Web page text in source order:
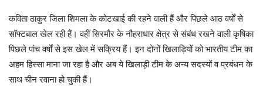
कविता ठाकुर जिला शिमला के कोटखाई की रहने वाली हैं और पिछले आठ वर्षों से
सॉफ्टबाल खेल रही हैं। वहीं सिरमौर के नौहराधार क्षेत्र से संबंध रखने वाली कृषिका
पिछले पांच वर्षों से इस खेल में सक्रिय हैं। इन दोनों खिलाड़ियों को भारतीय टीम का
अहम हिस्सा माना जा रहा है और अब ये खिलाड़ी टीम के अन्य सदस्यों व प्रबंधन के
साथ चीन रवाना हो चुकी हैं।